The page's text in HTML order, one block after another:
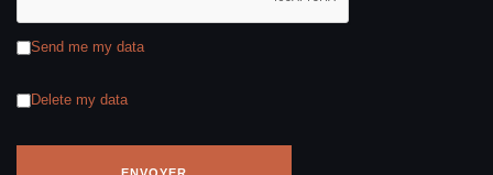
Send me my data
Delete my data